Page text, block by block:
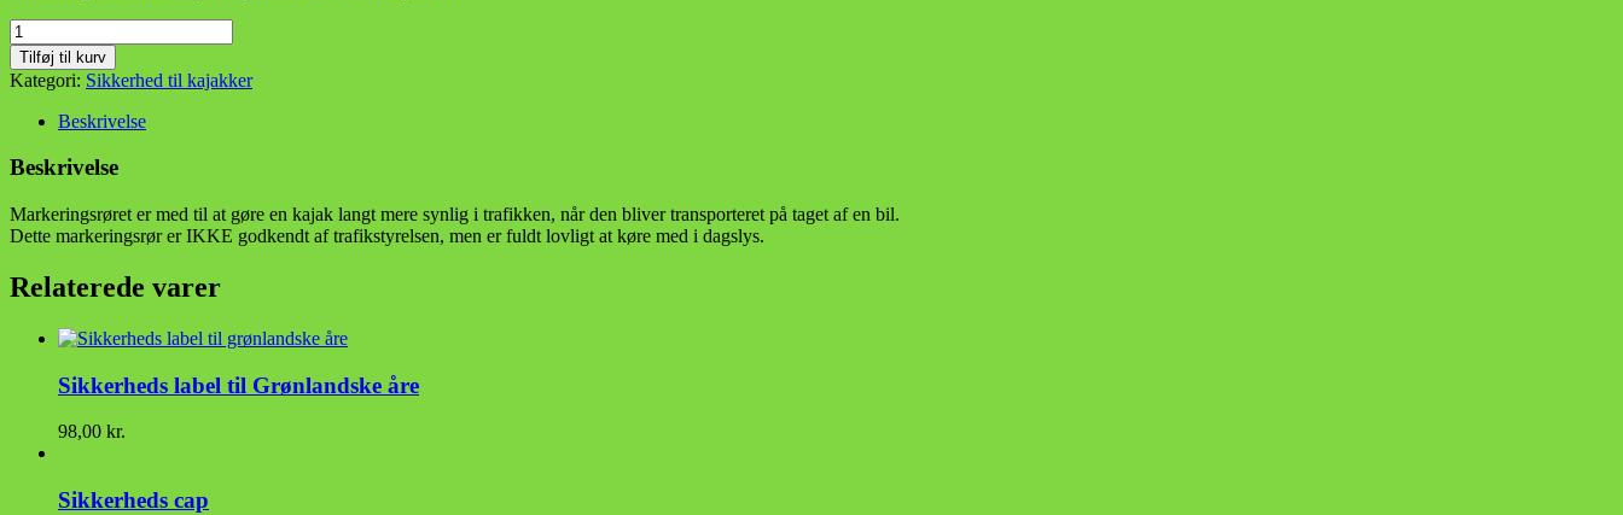
Markerings
rør
antal
Tilføj til kurv
Kategori: Sikkerhed til kajakker
Beskrivelse
Beskrivelse
Markeringsrøret er med til at gøre en kajak langt mere synlig i trafikken, når den bliver transporteret på taget af en bil.
Dette markeringsrør er IKKE godkendt af trafikstyrelsen, men er fuldt lovligt at køre med i dagslys.
Relaterede varer
Sikkerheds label til Grønlandske åre
98,00 kr.
Sikkerheds cap